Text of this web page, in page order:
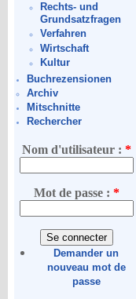
Rechts- und
Grundsatzfragen
Verfahren
Wirtschaft
Kultur
Buchrezensionen
Archiv
Mitschnitte
Rechercher
Nom d'utilisateur :*
Mot de passe :*
Demander un
nouveau mot de
passe